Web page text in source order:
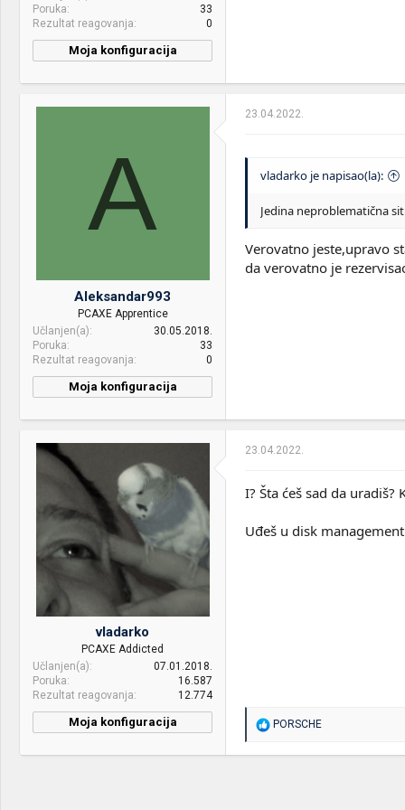
Poruka
33
Rezultat reagovanja
0
Moja konfiguracija
A
Aleksandar993
PCAXE Apprentice
Učlanjen(a)
30.05.2018.
Poruka
33
Rezultat reagovanja
0
Moja konfiguracija
23.04.2022.
vladarko je napisao(la):
Jedina neproblematična
Verovatno jeste,upravo
da verovatno je
vladarko
PCAXE Addicted
Učlanjen(a)
07.01.2018.
Poruka
16.587
Rezultat reagovanja
12.774
Moja konfiguracija
Name:
23.04.2022.
I? Šta ćeš sad da uradiš?
Uđeš u disk
R
a
PORSCHE